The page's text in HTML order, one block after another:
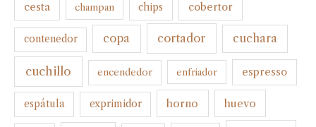
cesta champan chips cobertor
contenedor copa cortador cuchara
cuchillo encendedor enfriador espresso
espátula exprimidor horno huevo